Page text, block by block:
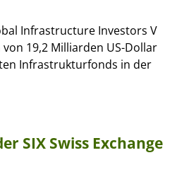
Infrastructure Investors V
19,2 Milliarden US-Dollar
Infrastrukturfonds in der
SIX Swiss Exchange